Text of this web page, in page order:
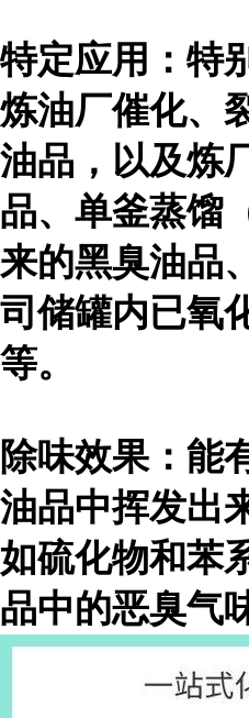
特定应用：特
炼油厂催化、
油品，以及炼
品、单釜蒸馏
来的黑臭油品
司储罐内已氧
等。
除味效果：能
油品中挥发出
如硫化物和苯
品中的恶臭气